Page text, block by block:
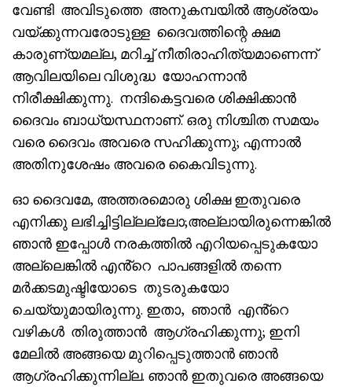
വേണ്ടി അവിടുത്തെ അനുകമ്പയിൽ ആശ്രയം
വയ്ക്കുന്നവരോടുള്ള ദൈവത്തിന്റെ ക്ഷമ
കാരുണ്യമല്ല, മറിച്ച് നീതിരാഹിത്യമാണെന്ന്
ആവിലയിലെ വിശുദ്ധ യോഹന്നാൻ
നിരീക്ഷിക്കുന്നു. നന്ദികെട്ടവരെ ശിക്ഷിക്കാൻ
ദൈവം ബാധ്യസ്ഥനാണ്. ഒരു നിശ്ചിത സമയം
വരെ ദൈവം അവരെ സഹിക്കുന്നു; എന്നാൽ
അതിനുശേഷം അവരെ കൈവിടുന്നു.
ഓ ദൈവമേ, അത്തരമൊരു ശിക്ഷ ഇതുവരെ
എനിക്കു ലഭിച്ചിട്ടില്ലല്ലോ;അല്ലായിരുന്നെങ്കിൽ
ഞാൻ ഇപ്പോൾ നരകത്തിൽ എറിയപ്പെടുകയോ
അല്ലെങ്കിൽ എൻ്റെ പാപങ്ങളിൽ തന്നെ
മർക്കടമുഷ്ടിയോടെ തുടരുകയോ
ചെയ്യുമായിരുന്നു. ഇതാ, ഞാൻ എൻ്റെ
വഴികൾ തിരുത്താൻ ആഗ്രഹിക്കുന്നു; ഇനി
മേലിൽ അങ്ങയെ മുറിപ്പെടുത്താൻ ഞാൻ
ആഗ്രഹിക്കുന്നില്ല. ഞാൻ ഇതുവരെ അങ്ങയെ